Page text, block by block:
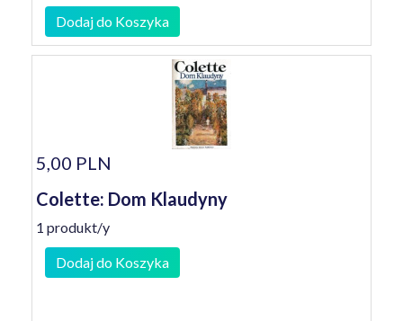
Dodaj do Koszyka
5,00 PLN
Colette: Dom Klaudyny
1 produkt/y
Dodaj do Koszyka